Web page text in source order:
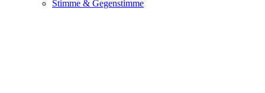
Stimme & Gegenstimme